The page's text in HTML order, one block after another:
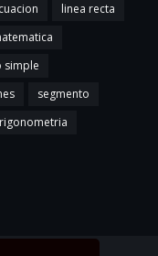
linea recta
simple
segmento